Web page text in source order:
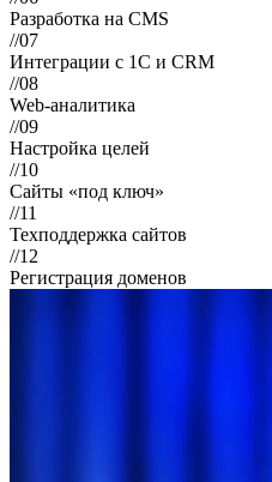
Разработка на CMS
//07
Интеграции с 1С и CRM
//08
Web-аналитика
//09
Настройка целей
//10
Сайты «под ключ»
//11
Техподдержка сайтов
//12
Регистрация доменов